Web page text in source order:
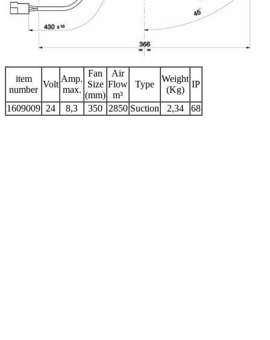
item
number
Volt
Amp.
max.
Fan
Size
(mm)
Air
Flow
m³
Type
Weight
(Kg)
IP
1609009 24 8,3 350 2850 Suction 2,34 68